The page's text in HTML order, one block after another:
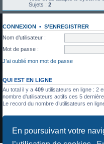
En poursuivant votre
Sujets : 2
CONNEXION • S’ENREGISTRER
Nom d’utilisateur :
Mot de passe :
J’ai oublié mon mot de passe
QUI EST EN LIGNE
Au total il y a 409 utilisateurs en ligne : 2
nombre d’utilisateurs actifs ces 5
Le record du nombre d’utilisateurs en
1336messages • 428sujets •27
Julien Moreau